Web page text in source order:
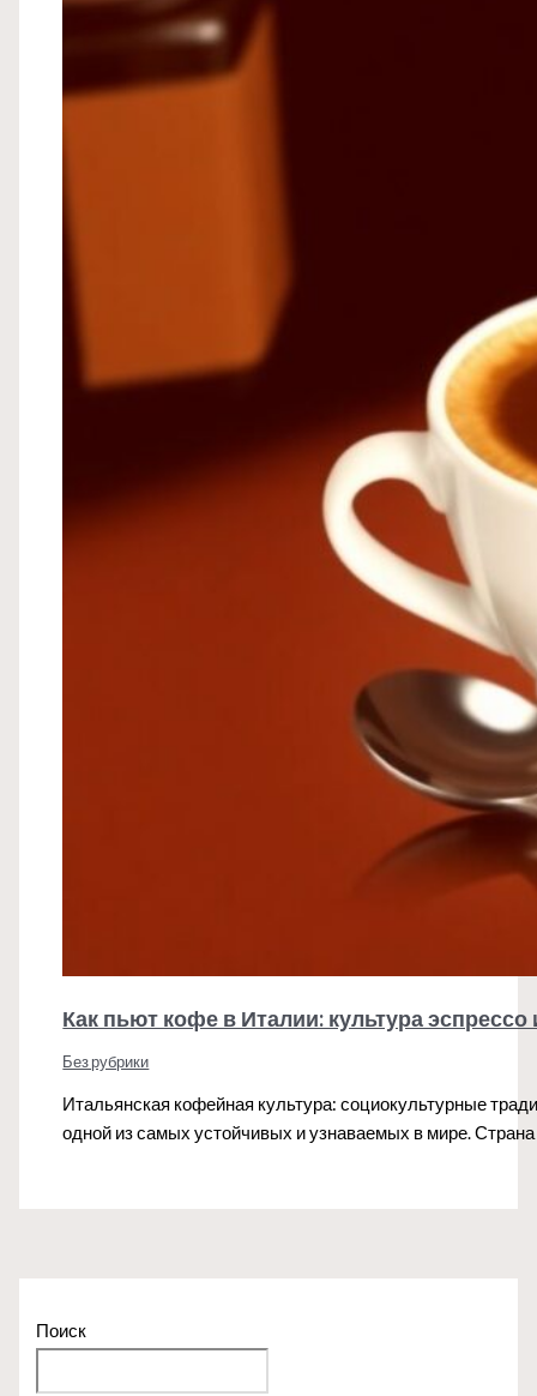
Как пьют кофе в Италии: культура эспрессо
Без рубрики
Итальянская кофейная культура: социокультурные
одной из самых устойчивых и узнаваемых в мире.
Поиск